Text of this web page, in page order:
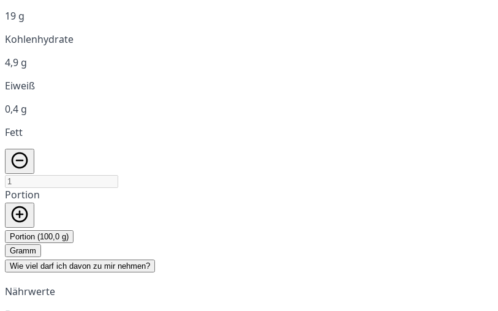
19 g
Kohlenhydrate
4,9 g
Eiweiß
0,4 g
Fett
Portion
Portion (100,0 g)
Gramm
Wie viel darf ich davon zu mir nehmen?
Nährwerte